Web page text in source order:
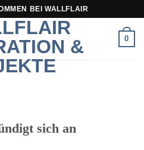
BEI WALLFLAIR
0
sich an